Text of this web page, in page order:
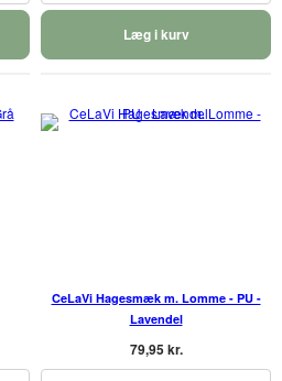
Læg i kurv
CeLaVi Hagesmæk m. Lomme - PU -
Lavendel
79,95 kr.